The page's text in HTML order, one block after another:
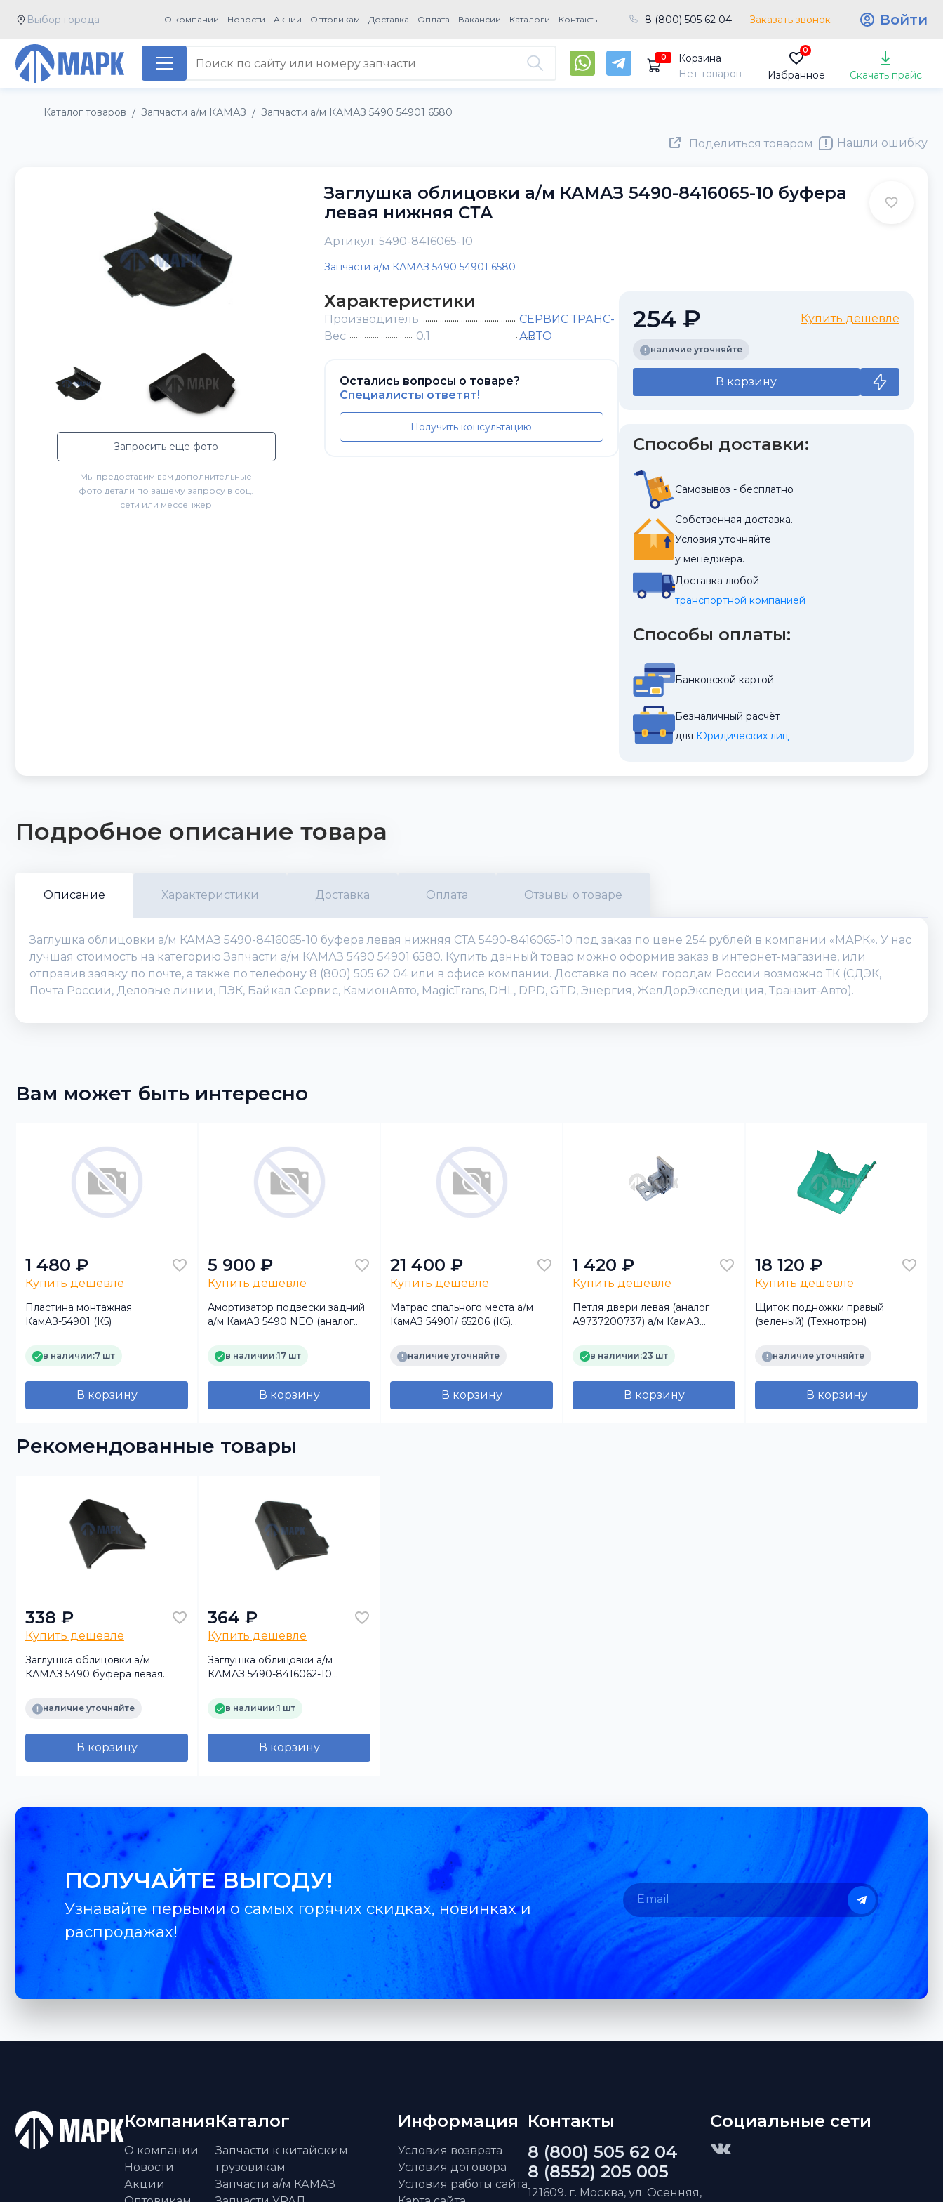
Выбор города О компании Новости Акции Оптовикам Доставка Оплата Вакансии Каталоги Контакты 8 (800) 505 62 04 Заказать звонок Войти
0
Корзина
Нет товаров
0
Избранное Скачать прайс
Каталог товаров / Запчасти а/м КАМАЗ / Запчасти а/м КАМАЗ 5490 54901 6580
Поделиться товаром Нашли ошибку
Запросить еще фото
Мы предоставим вам дополнительные
фото детали по вашему запросу в соц.
сети или мессенжер
Заглушка облицовки а/м КАМАЗ 5490-8416065-10 буфера
левая нижняя СТА
Артикул: 5490-8416065-10
Запчасти а/м КАМАЗ 5490 54901 6580
Характеристики
Производитель
СЕРВИС ТРАНС-
АВТО
Вес 0.1
Остались вопросы о товаре?
Специалисты ответят!
Получить консультацию
254 ₽ Купить дешевле
наличие уточняйте
В корзину
Способы доставки:
Самовывоз - бесплатно
Собственная доставка.
Условия уточняйте
у менеджера.
Доставка любой
транспортной компанией
Способы оплаты:
Банковской картой
Безналичный расчёт
для Юридических лиц
Подробное описание товара
Описание Характеристики Доставка Оплата Отзывы о товаре
Заглушка облицовки а/м КАМАЗ 5490-8416065-10 буфера левая нижняя СТА 5490-8416065-10 под заказ по цене 254 рублей в компании «МАРК». У нас
лучшая стоимость на категорию Запчасти а/м КАМАЗ 5490 54901 6580. Купить данный товар можно оформив заказ в интернет-магазине, или
отправив заявку по почте, а также по телефону 8 (800) 505 62 04 или в офисе компании. Доставка по всем городам России возможно ТК (СДЭК,
Почта России, Деловые линии, ПЭК, Байкал Сервис, КамионАвто, MagicTrans, DHL, DPD, GTD, Энергия, ЖелДорЭкспедиция, Транзит-Авто).
Вам может быть интересно
1 480 ₽
Купить дешевле
Пластина монтажная
КамАЗ-54901 (К5)
в наличии:7 шт
В корзину
5 900 ₽
Купить дешевле
Амортизатор подвески задний
а/м КамАЗ 5490 NEO (аналог
в наличии:17 шт
В корзину
21 400 ₽
Купить дешевле
Матрас спального места а/м
КамАЗ 54901/ 65206 (К5)
наличие уточняйте
В корзину
1 420 ₽
Купить дешевле
Петля двери левая (аналог
A9737200737) а/м КамАЗ
(TRUCKMARK)
в наличии:23 шт
В корзину
18 120 ₽
Купить дешевле
Щиток подножки правый
(зеленый) (Технотрон)
наличие уточняйте
В корзину
Рекомендованные товары
338 ₽
Купить дешевле
Заглушка облицовки а/м
КАМАЗ 5490 буфера левая
наличие уточняйте
В корзину
364 ₽
Купить дешевле
Заглушка облицовки а/м
КАМАЗ 5490-8416062-10
в наличии:1 шт
В корзину
ПОЛУЧАЙТЕ ВЫГОДУ!
Узнавайте первыми о самых горячих скидках, новинках и
распродажах!
Компания
О компании
Новости
Акции
Каталог
Запчасти к китайским
грузовикам
Запчасти а/м КАМАЗ
Информация
Условия возврата
Условия договора
Условия работы сайта
Контакты
8 (800) 505 62 04
8 (8552) 205 005
121609. г. Москва, ул. Осенняя,
Социальные сети